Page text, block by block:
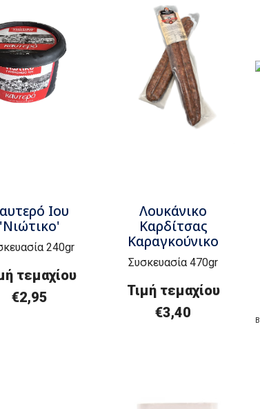
Ιου
'Νιώτικο'
240gr
τεμαχίου
€2,95
Λουκάνικο
Καρδίτσας
Καραγκούνικο
Συσκευασία 470gr
Τιμή τεμαχίου
€3,40
Β